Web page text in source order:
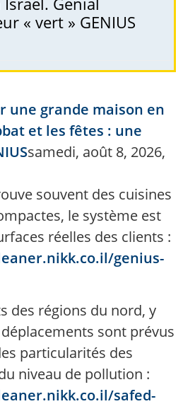
« vert » GENIUS
une grande maison en
et les fêtes : une
samedi, août 8, 2026,
souvent des cuisines
le système est
réelles des clients :
genius-
des régions du nord, y
sont prévus
particularités des
niveau de pollution :
safed-